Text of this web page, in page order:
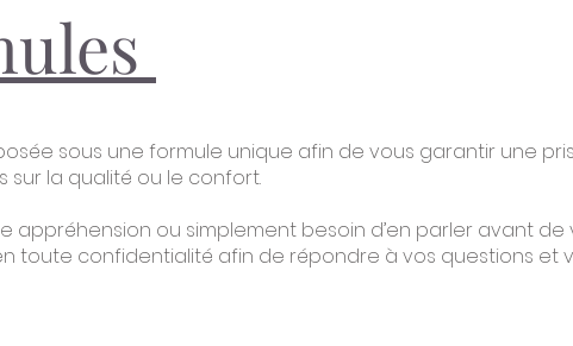
sous une formule unique afin de vous garantir une
sur la qualité ou le confort.
appréhension ou simplement besoin d’en parler avant de
toute confidentialité afin de répondre à vos questions et